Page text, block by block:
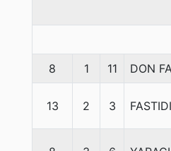
8 1 11 DON
13 2 3